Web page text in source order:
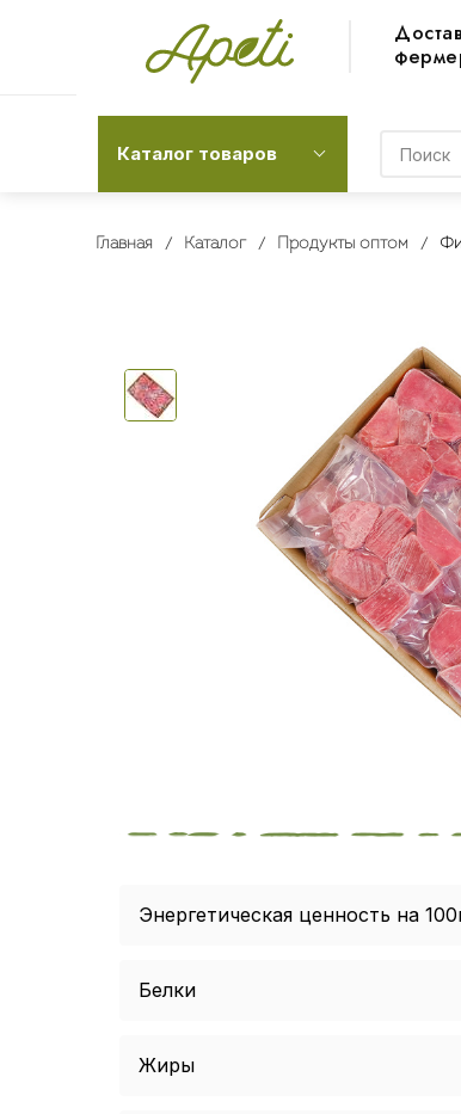
Каталог товаров
Главная Каталог Продукты оптом
Энергетическая ценность на
Белки
Жиры